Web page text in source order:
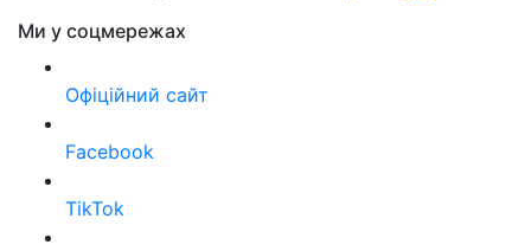
Ми у соцмережах
Офіційний сайт
Facebook
TikTok